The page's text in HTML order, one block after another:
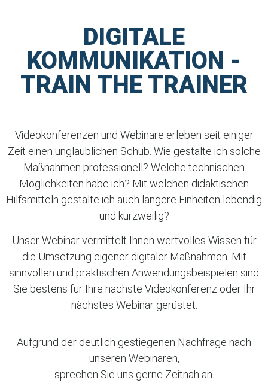
DIGITALE
KOMMUNIKATION -
TRAIN THE TRAINER
Videokonferenzen und Webinare erleben seit einiger
Zeit einen unglaublichen Schub. Wie gestalte ich solche
Maßnahmen professionell? Welche technischen
Möglichkeiten habe ich? Mit welchen didaktischen
Hilfsmitteln gestalte ich auch längere Einheiten lebendig
und kurzweilig?
Unser Webinar vermittelt Ihnen wertvolles Wissen für
die Umsetzung eigener digitaler Maßnahmen. Mit
sinnvollen und praktischen Anwendungsbeispielen sind
Sie bestens für Ihre nächste Videokonferenz oder Ihr
nächstes Webinar gerüstet.
Aufgrund der deutlich gestiegenen Nachfrage nach
unseren Webinaren,
sprechen Sie uns gerne Zeitnah an.